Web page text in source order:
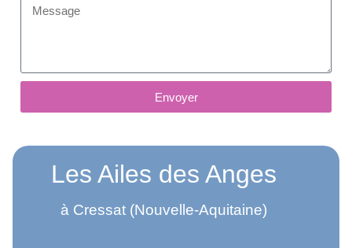
Envoyer
Les Ailes des Anges
à Cressat (Nouvelle-Aquitaine)